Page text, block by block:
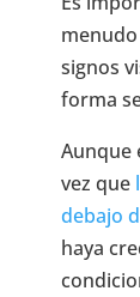
signos
forma
Aunque
vez que
debajo
haya